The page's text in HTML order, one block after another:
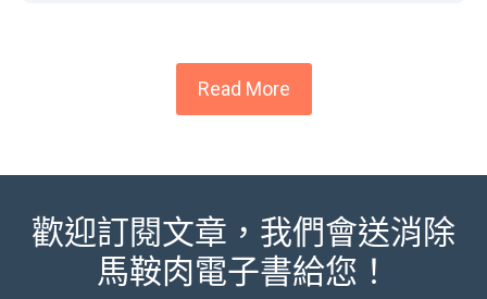
Read More
歡迎訂閱文章，我們會送消除
馬鞍肉電子書給您！